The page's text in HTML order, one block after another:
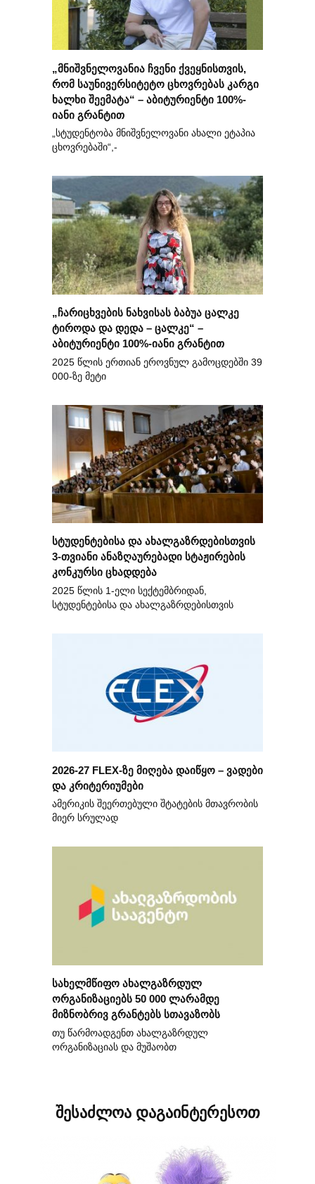
„მნიშვნელოვანია ჩვენი ქვეყნისთვის,
რომ საუნივერსიტეტო ცხოვრებას კარგი
ხალხი შეემატა“ – აბიტურიენტი 100%-
იანი გრანტით
„სტუდენტობა მნიშვნელოვანი ახალი ეტაპია
ცხოვრებაში“,-
„ჩარიცხვების ნახვისას ბაბუა ცალკე
ტიროდა და დედა – ცალკე“ –
აბიტურიენტი 100%-იანი გრანტით
2025 წლის ერთიან ეროვნულ გამოცდებში 39
000-ზე მეტი
სტუდენტებისა და ახალგაზრდებისთვის
3-თვიანი ანაზღაურებადი სტაჟირების
კონკურსი ცხადდება
2025 წლის 1-ელი სექტემბრიდან,
სტუდენტებისა და ახალგაზრდებისთვის
2026-27 FLEX-ზე მიღება დაიწყო – ვადები
და კრიტერიუმები
ამერიკის შეერთებული შტატების მთავრობის
მიერ სრულად
სახელმწიფო ახალგაზრდულ
ორგანიზაციებს 50 000 ლარამდე
მიზნობრივ გრანტებს სთავაზობს
თუ წარმოადგენთ ახალგაზრდულ
ორგანიზაციას და მუშაობთ
შესაძლოა დაგაინტერესოთ